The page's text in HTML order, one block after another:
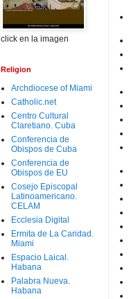
click en la imagen
Religion
Archdiocese of Miami
Catholic.net
Centro Cultural
Claretiano. Cuba
Conferencia de
Obispos de Cuba
Conferencia de
Obispos de EU
Cosejo Episcopal
Latinoamericano.
CELAM
Ecclesia Digital
Ermita de La Caridad.
Miami
Espacio Laical.
Habana
Palabra Nueva.
Habana